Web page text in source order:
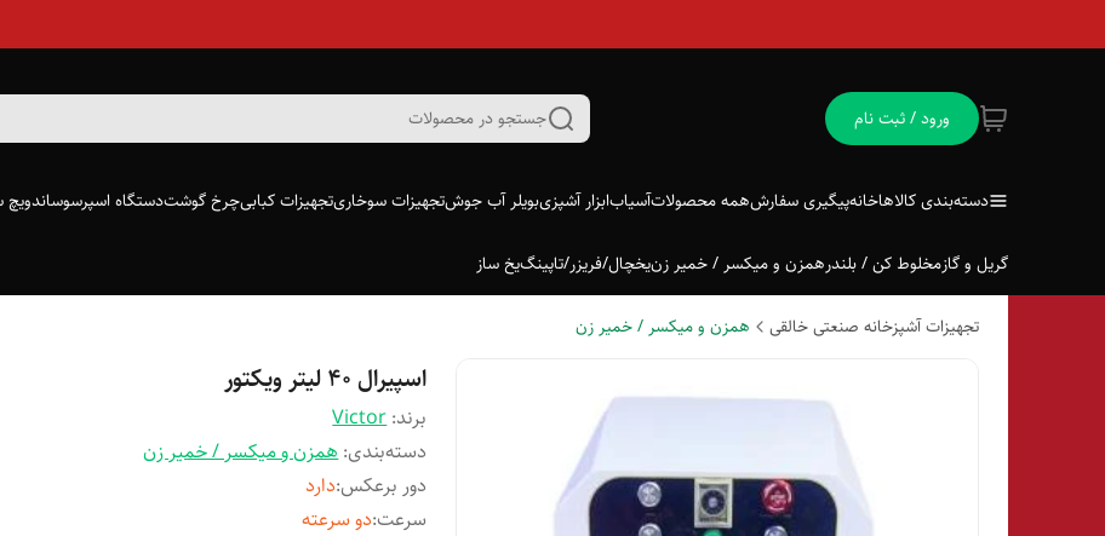
ورود / ثبت نام جستجو در محصولات
دسته‌بندی کالاهاخانهپیگیری سفارشهمه محصولاتآسیابابزار آشپزیبویلر آب جوشتجهیزات سوخاریتجهیزات کبابیچرخ گوشتدستگاه اسپرسوساندویچ
گریل و گازمخلوط کن / بلندرهمزن و میکسر / خمیر زنیخچال/فریزر/تاپینگیخ ساز
تجهیزات آشپزخانه صنعتی خالقی همزن و میکسر / خمیر زن
اسپیرال ۴۰ لیتر ویکتور
برند:Victor
دسته‌بندی:همزن و میکسر / خمیر زن
دور برعکس:دارد
سرعت:دو سرعته